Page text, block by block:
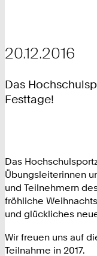
20.12.2016
Das
Festtage!
Das
Übungsleiterinnen
und Teilnehmern
fröhliche
und glückliches
Wir freuen uns auf
Teilnahme in 2017.